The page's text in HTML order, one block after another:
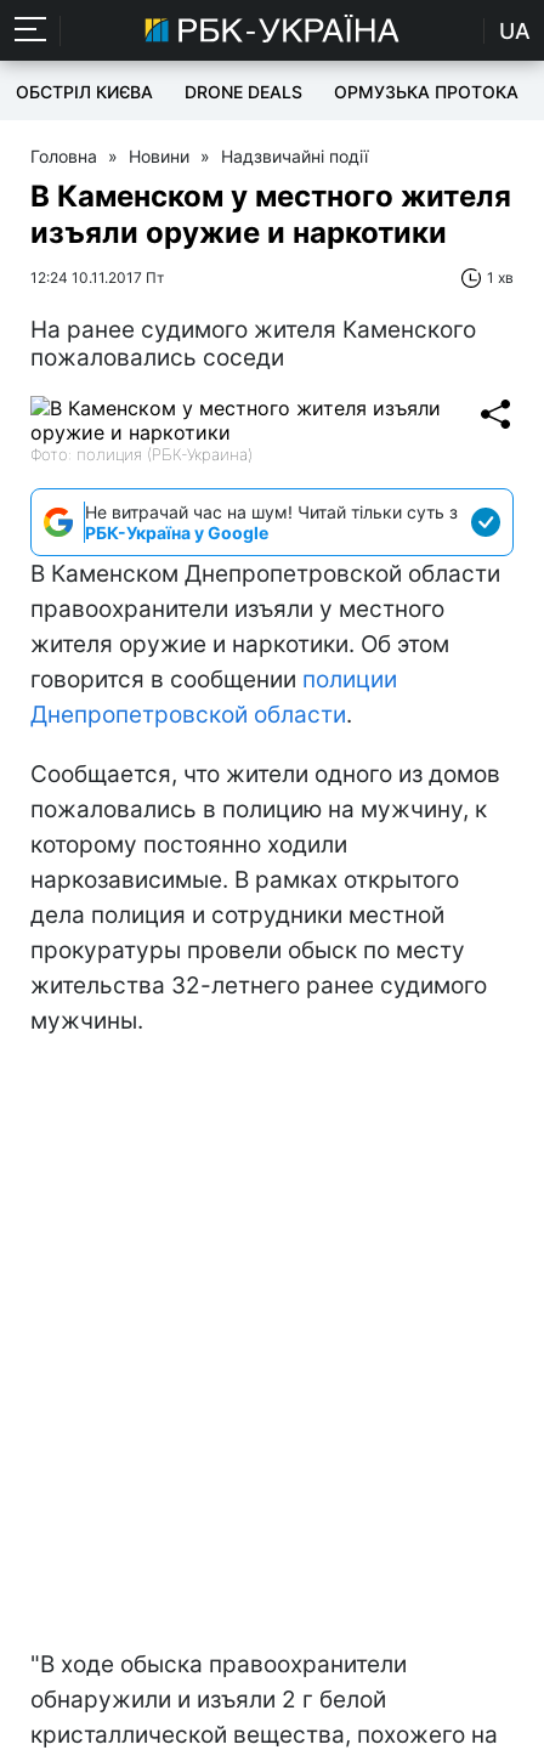
UA
ОБСТРІЛ КИЄВА DRONE DEALS ОРМУЗЬКА ПРОТОКА
Головна » Новини » Надзвичайні події
В Каменском у местного жителя
изъяли оружие и наркотики
12:24 10.11.2017 Пт 1 хв
На ранее судимого жителя Каменского
пожаловались соседи
Фото: полиция (РБК-Украина)
Не витрачай час на шум! Читай тільки суть з
РБК-Україна у Google
В Каменском Днепропетровской области
правоохранители изъяли у местного
жителя оружие и наркотики. Об этом
говорится в сообщении полиции
Днепропетровской области.
Сообщается, что жители одного из домов
пожаловались в полицию на мужчину, к
которому постоянно ходили
наркозависимые. В рамках открытого
дела полиция и сотрудники местной
прокуратуры провели обыск по месту
жительства 32-летнего ранее судимого
мужчины.
"В ходе обыска правоохранители
обнаружили и изъяли 2 г белой
кристаллической вещества, похожего на